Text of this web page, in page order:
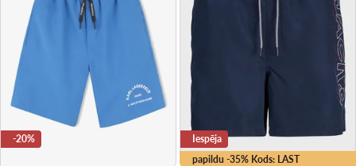
-20%
papildu -35% Kods: LAST
Iespēja